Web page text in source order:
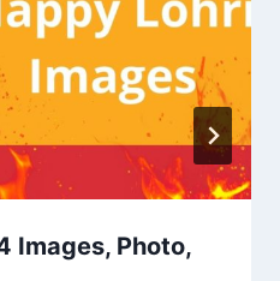
Images, Photo,